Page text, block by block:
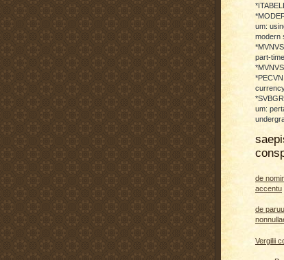
um:
modern
part-
um:
de
accentu
de
Vergilii